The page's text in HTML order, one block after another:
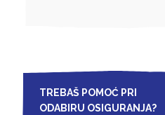
TREBAŠ POMOĆ PRI
ODABIRU OSIGURANJA?